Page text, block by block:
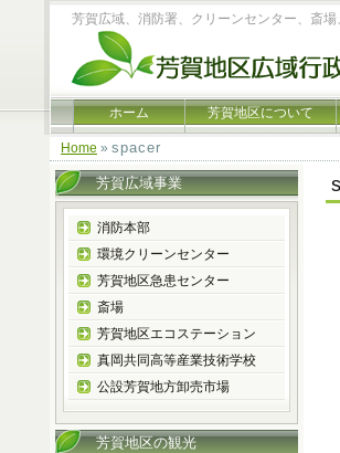
芳賀広域、消防署、クリーンセンター、斎
ホーム 芳賀地区について
Home » spacer
芳賀広域事業
消防本部
環境クリーンセンター
芳賀地区急患センター
斎場
芳賀地区エコステーション
真岡共同高等産業技術学校
公設芳賀地方卸売市場
芳賀地区の観光